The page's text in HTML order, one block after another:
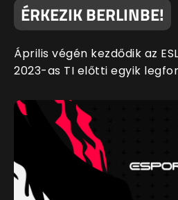
ÉRKEZIK BERLINBE!
Április végén kezdődik az
2023-as TI előtti egyik